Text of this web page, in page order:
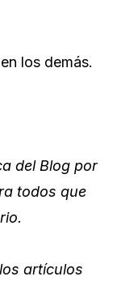
los demás.
del Blog por
todos que
artículos